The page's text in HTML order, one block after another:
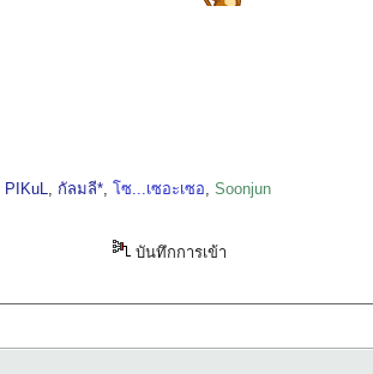
PIKuL, กัลมลี*,โซ...เซอะเซอ,Soonjun
บันทึกการเข้า